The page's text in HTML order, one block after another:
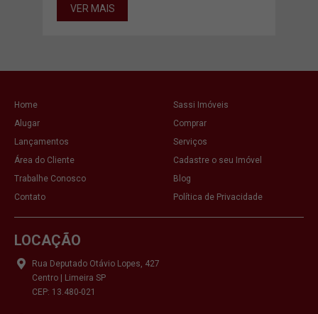
VER MAIS
Home
Sassi Imóveis
Alugar
Comprar
Lançamentos
Serviços
Área do Cliente
Cadastre o seu Imóvel
Trabalhe Conosco
Blog
Contato
Política de Privacidade
LOCAÇÃO
Rua Deputado Otávio Lopes, 427
Centro | Limeira SP
CEP: 13.480-021